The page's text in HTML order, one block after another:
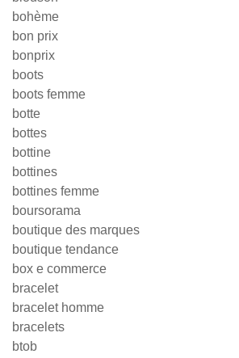
bohème
bon prix
bonprix
boots
boots femme
botte
bottes
bottine
bottines
bottines femme
boursorama
boutique des marques
boutique tendance
box e commerce
bracelet
bracelet homme
bracelets
btob